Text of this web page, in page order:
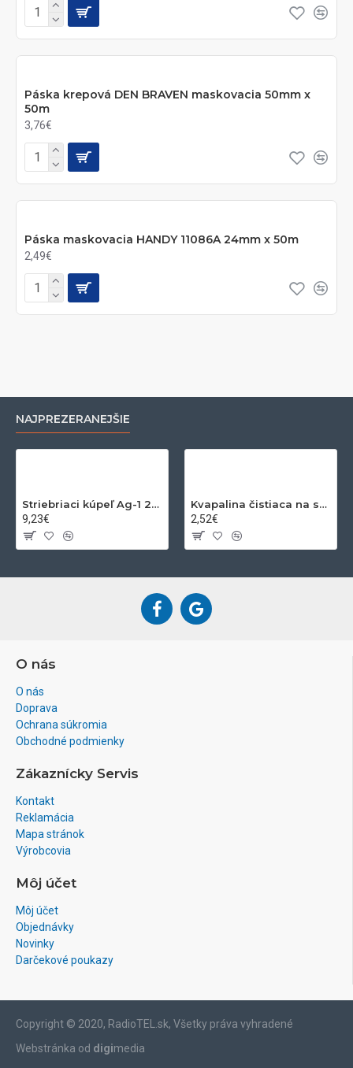
Páska krepová DEN BRAVEN maskovacia 50mm x
50m
3,76€
Páska maskovacia HANDY 11086A 24mm x 50m
2,49€
NAJPREZERANEJŠIE
Striebriaci kúpeľ Ag-1 200ml
9,23€
Kvapalina čistiaca na striebro a zlato 200ml
2,52€
O nás
O nás
Doprava
Ochrana súkromia
Obchodné podmienky
Zákaznícky Servis
Kontakt
Reklamácia
Mapa stránok
Výrobcovia
Môj účet
Môj účet
Objednávky
Novinky
Darčekové poukazy
Copyright © 2020, RadioTEL.sk, Všetky práva vyhradené
Webstránka od digimedia